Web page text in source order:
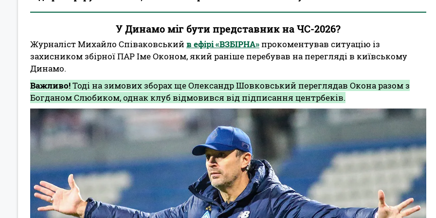
У Динамо міг бути представник на ЧС-2026?
Журналіст Михайло Співаковський в ефірі «ВЗБІРНА»прокоментував ситуацію із
захисником збірної ПАР Іме Оконом, який раніше перебував на перегляді в київському
Динамо.
Важливо!Тоді на зимових зборах ще Олександр Шовковський переглядав Окона разом з
Богданом Слюбиком, однак клуб відмовився від підписання центрбеків.